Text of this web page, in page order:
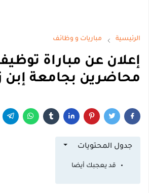
الرئيسية مباريات و وظائف
إعلان عن مباراة
محاضرين بجامعة إبن
جدول المحتويات
قد يعجبك أيضا